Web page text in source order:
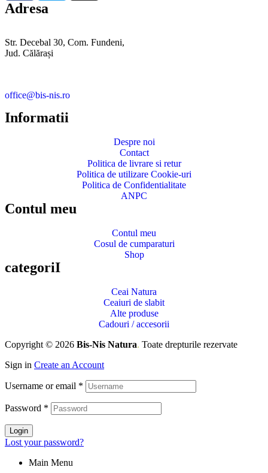
Adresa
Str. Decebal 30, Com. Fundeni,
Jud. Călărași
office@bis-nis.ro
Informatii
Despre noi
Contact
Politica de livrare si retur
Politica de utilizare Cookie-uri
Politica de Confidentialitate
ANPC
Contul meu
Contul meu
Cosul de cumparaturi
Shop
categoriI
Ceai Natura
Ceaiuri de slabit
Alte produse
Cadouri / accesorii
Copyright © 2026 Bis-Nis Natura. Toate drepturile rezervate
Sign in Create an Account
Username or email *
Password *
Login
Lost your password?
Main Menu